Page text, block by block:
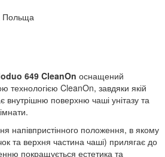
Польща
649 CleanOn оснащений
технологією CleanOn, завдяки якій
внутрішню поверхню чаші унітазу та
напівпристінного положення, в якому
та верхня частина чаші) прилягає до
покращується естетика та